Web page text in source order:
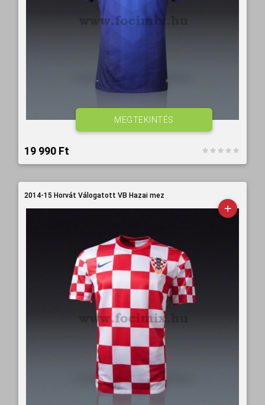
19 990 Ft‎
MEGTEKINTÉS
2014-15 Horvát Válogatott VB Hazai mez